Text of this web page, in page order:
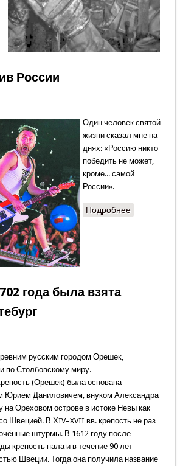
России
Один человек святой
жизни сказал мне на
днях: «Россию никто
победить не может,
кроме... самой
России».
Подробнеео Россия
года была взята
русским городом Орешек,
по Столбовскому миру.
(Орешек) была основана
Юрием Даниловичем, внуком Александра
на Ореховом острове в истоке Невы как
Швецией. В ХIV–XVII вв. крепость не раз
штурмы. В 1612 году после
крепость пала и в течение 90 лет
Швеции. Тогда она получила название